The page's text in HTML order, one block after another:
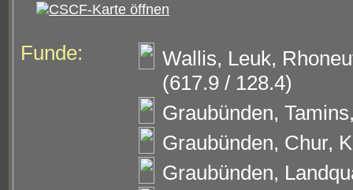
Funde:
Wallis, Leuk,
(617.9 / 128.4)
Graubünden,
Graubünden, Chur,
Graubünden,